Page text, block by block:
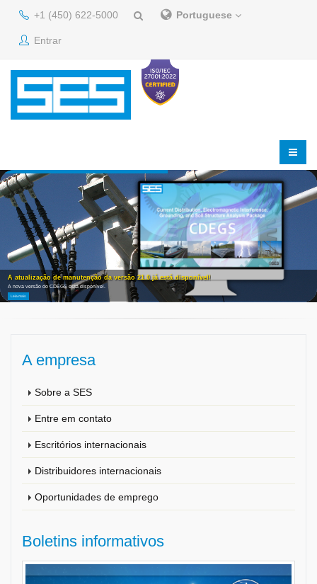
+1 (450) 622-5000 Portuguese
Entrar
A atualização de manutenção da versão 21.0 já está disponível!
A nova versão do CDEGS está disponível.
Leia mais
A empresa
Sobre a SES
Entre em contato
Escritórios internacionais
Distribuidores internacionais
Oportunidades de emprego
Boletins informativos